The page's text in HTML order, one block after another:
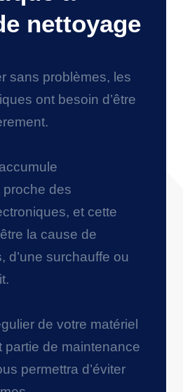
nettoyage
sans problèmes, les
ont besoin d’être
des
et cette
la cause de
d’une surchauffe ou
de votre matériel
partie de maintenance
permettra d’éviter